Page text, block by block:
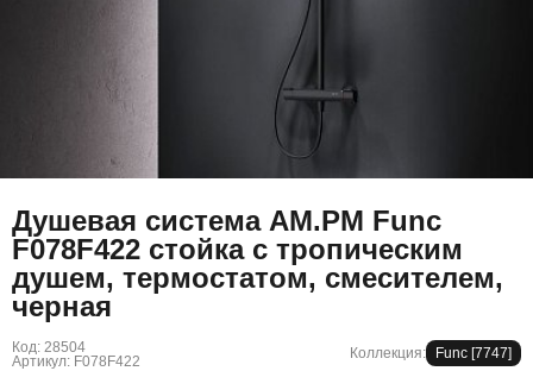
Душевая система AM.PM Func
F078F422 стойка с тропическим
душем, термостатом, смесителем,
черная
Код: 28504
Артикул: F078F422
Коллекция: Func [7747]